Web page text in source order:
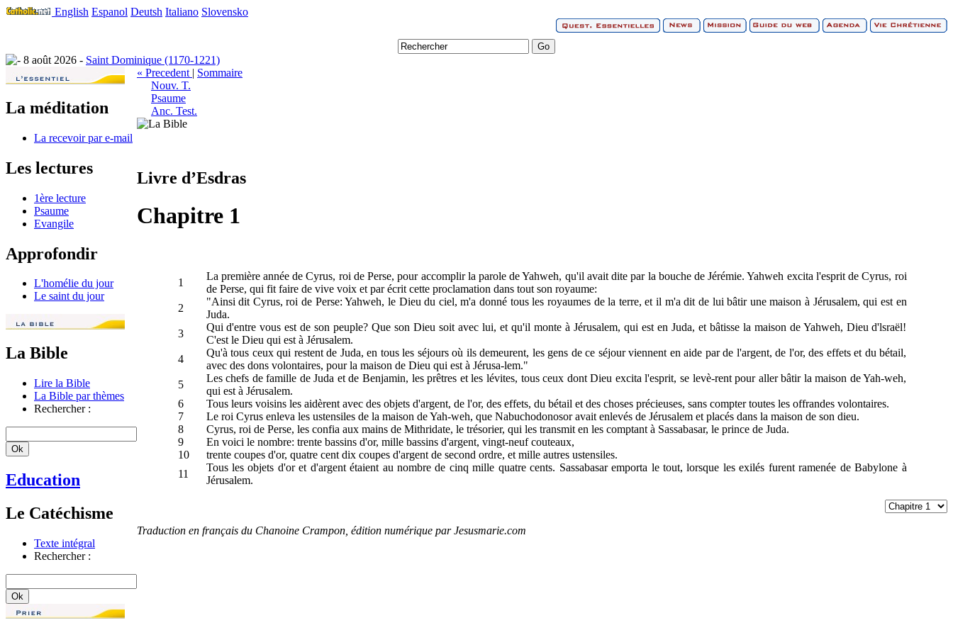
English Espanol Deutsh Italiano Slovensko
8 août 2026 - Saint Dominique (1170-1221)
La méditation
La recevoir par e-mail
Les lectures
1ère lecture
Psaume
Evangile
Approfondir
L'homélie du jour
Le saint du jour
La Bible
Lire la Bible
La Bible par thèmes
Rechercher :
Education
Le Catéchisme
Texte intégral
Rechercher :
« Precedent | Sommaire
Nouv. T.
Psaume
Anc. Test.
Livre d’Esdras
Chapitre 1
1
La première année de Cyrus, roi de Perse, pour accomplir la parole de Yahweh, qu'il avait dite par la bouche de Jérémie. Yahweh excita l'esprit de Cyrus, roi
de Perse, qui fit faire de vive voix et par écrit cette proclamation dans tout son royaume:
2
"Ainsi dit Cyrus, roi de Perse: Yahweh, le Dieu du ciel, m'a donné tous les royaumes de la terre, et il m'a dit de lui bâtir une maison à Jérusalem, qui est en
Juda.
3
Qui d'entre vous est de son peuple? Que son Dieu soit avec lui, et qu'il monte à Jérusalem, qui est en Juda, et bâtisse la maison de Yahweh, Dieu d'lsraël!
C'est le Dieu qui est à Jérusalem.
4
Qu'à tous ceux qui restent de Juda, en tous les séjours où ils demeurent, les gens de ce séjour viennent en aide par de l'argent, de l'or, des effets et du bétail,
avec des dons volontaires, pour la maison de Dieu qui est à Jérusa-lem."
5
Les chefs de famille de Juda et de Benjamin, les prêtres et les lévites, tous ceux dont Dieu excita l'esprit, se levè-rent pour aller bâtir la maison de Yah-weh,
qui est à Jérusalem.
6
Tous leurs voisins les aidèrent avec des objets d'argent, de l'or, des effets, du bétail et des choses précieuses, sans compter toutes les offrandes volontaires.
7
Le roi Cyrus enleva les ustensiles de la maison de Yah-weh, que Nabuchodonosor avait enlevés de Jérusalem et placés dans la maison de son dieu.
8
Cyrus, roi de Perse, les confia aux mains de Mithridate, le trésorier, qui les transmit en les comptant à Sassabasar, le prince de Juda.
9
En voici le nombre: trente bassins d'or, mille bassins d'argent, vingt-neuf couteaux,
10
trente coupes d'or, quatre cent dix coupes d'argent de second ordre, et mille autres ustensiles.
11
Tous les objets d'or et d'argent étaient au nombre de cinq mille quatre cents. Sassabasar emporta le tout, lorsque les exilés furent ramenée de Babylone à
Jérusalem.
Traduction en français du Chanoine Crampon, édition numérique par Jesusmarie.com